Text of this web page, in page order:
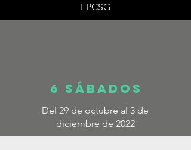
EPCSG
6 Sábados
Del 29 de octubre al 3 de
diciembre de 2022